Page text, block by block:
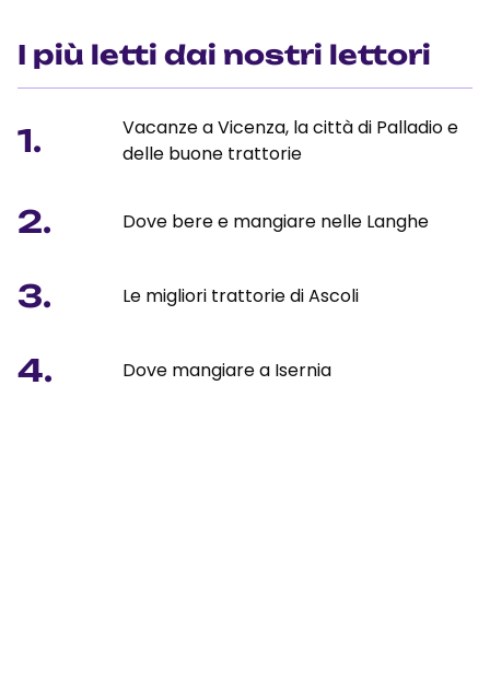
I più letti dai nostri lettori
1.
Vacanze a Vicenza, la città di Palladio e
delle buone trattorie
2. Dove bere e mangiare nelle Langhe
3. Le migliori trattorie di Ascoli
4. Dove mangiare a Isernia